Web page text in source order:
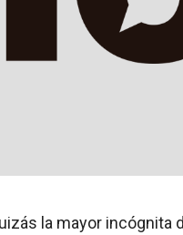
la mayor incógnita